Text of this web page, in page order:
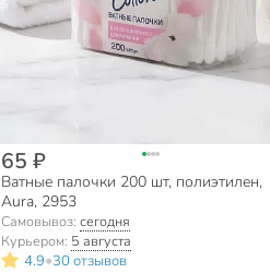
65 ₽
Ватные палочки 200 шт, полиэтилен,
Aura, 2953
Самовывоз: сегодня
Курьером: 5 августа
4.9•30 отзывов